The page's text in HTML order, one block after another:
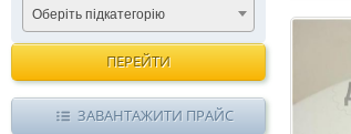
Оберіть підкатегорію
ПЕРЕЙТИ
ЗАВАНТАЖИТИ ПРАЙС